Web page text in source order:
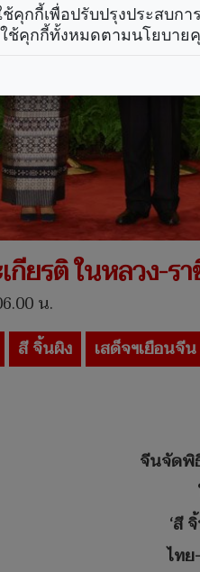
ยรติ ในหลวง-
น.
สี จิ้นผิง เสด็จฯเยือนจีน
จีนจัดพิ
‘สี
ไท
ช้คุกกี้เพื่อปรับปรุงประสบก
ช้คุกกี้ทั้งหมดตามนโยบายคุ